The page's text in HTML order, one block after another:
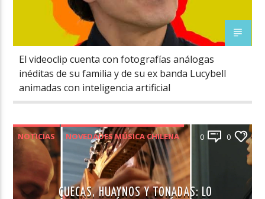
El videoclip cuenta con fotografías análogas
inéditas de su familia y de su ex banda Lucybell
animadas con inteligencia artificial
NOTICIAS NOVEDADES MÚSICA CHILENA 0 0
CUECAS, HUAYNOS Y TONADAS: LO